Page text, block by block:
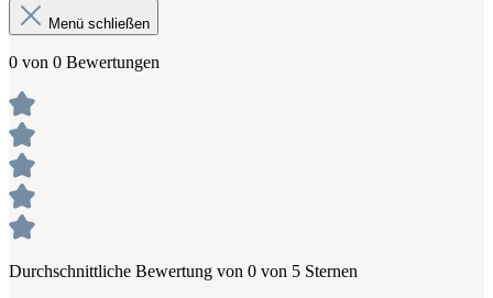
Menü schließen
0 von 0 Bewertungen
Durchschnittliche Bewertung von 0 von 5 Sternen